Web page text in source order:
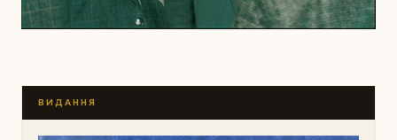
ВИДАННЯ